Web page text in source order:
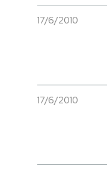
17/6/2010
17/6/2010